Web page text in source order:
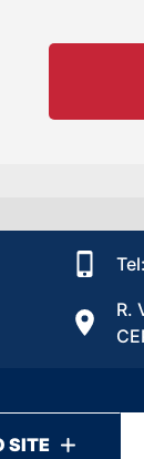
R.
SITE